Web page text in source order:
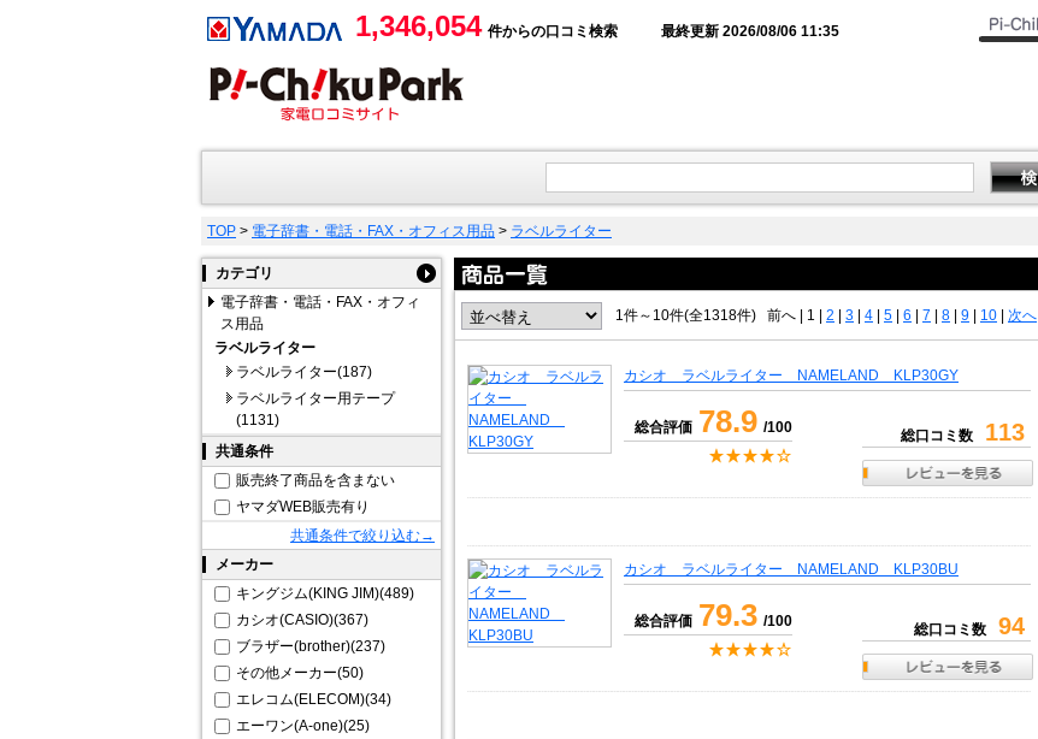
1,346,054 件からの口コミ検索 最終更新 2026/08/06 11:35
TOP > 電子辞書・電話・FAX・オフィス用品 > ラベルライター
カテゴリ
電子辞書・電話・FAX・オフィ
ス用品
ラベルライター
ラベルライター(187)
ラベルライター用テープ
(1131)
共通条件
販売終了商品を含まない
ヤマダWEB販売有り
共通条件で絞り込む→
メーカー
キングジム(KING JIM)(489)
カシオ(CASIO)(367)
ブラザー(brother)(237)
その他メーカー(50)
エレコム(ELECOM)(34)
エーワン(A-one)(25)
1件～10件(全1318件) 前へ 1 | 2 3 4 5 6 7 8 9 10 次へ
カシオ ラベルライター NAMELAND KLP30GY
総合評価 78.9 /100 総口コミ数 113
カシオ ラベルライター NAMELAND KLP30BU
総合評価 79.3 /100 総口コミ数 94